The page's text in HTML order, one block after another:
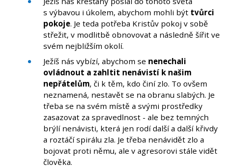
s výbavou i úkolem, abychom mohli být tvůrci
pokoje. Je teda potřeba Kristův pokoj v sobě
střežit, v modlitbě obnovovat a následně šířit ve
svém nejbližším okolí.
Ježíš nás vybízí, abychom se nenechali
ovládnout a zahltit nenávistí k našim
nepřátelům, či k těm, kdo činí zlo. To ovšem
neznamená, nestavět se na obranu slabých. Je
třeba se na svém místě a svými prostředky
zasazovat za spravedlnost - ale bez temných
brýlí nenávisti, která jen rodí další a další křivdy
a roztáčí spirálu zla. Je třeba nenávidět zlo a
bojovat proti němu, ale v agresorovi stále vidět
člověka.